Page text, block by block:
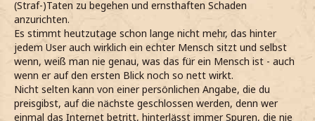
(Straf-)Taten zu begehen und ernsthaften Schaden
anzurichten.
Es stimmt heutzutage schon lange nicht mehr, das hinter
jedem User auch wirklich ein echter Mensch sitzt und selbst
wenn, weiß man nie genau, was das für ein Mensch ist - auch
wenn er auf den ersten Blick noch so nett wirkt.
Nicht selten kann von einer persönlichen Angabe, die du
preisgibst, auf die nächste geschlossen werden, denn wer
einmal das Internet betritt, hinterlässt immer Spuren, die nie